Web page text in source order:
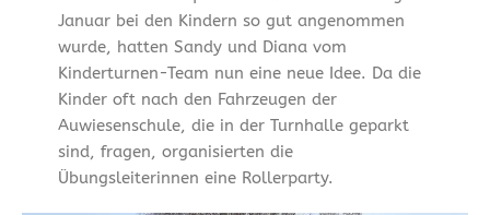
Januar bei den Kindern so gut angenommen
wurde, hatten Sandy und Diana vom
Kinderturnen-Team nun eine neue Idee. Da die
Kinder oft nach den Fahrzeugen der
Auwiesenschule, die in der Turnhalle geparkt
sind, fragen, organisierten die
Übungsleiterinnen eine Rollerparty.